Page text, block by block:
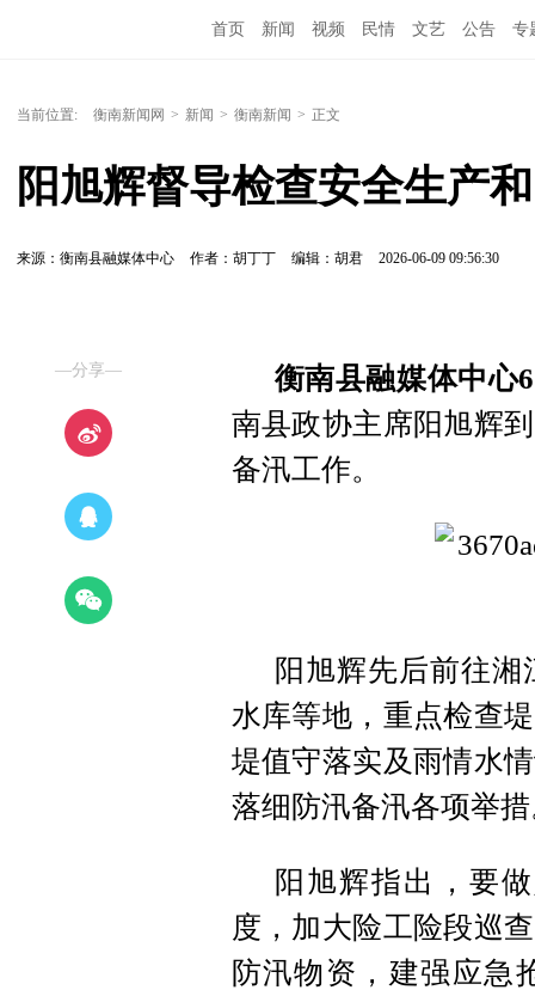
首页 新闻 视频 民情 文艺 公告 专
当前位置: 衡南新闻网 > 新闻 > 衡南新闻 > 正文
阳旭辉督导检查安全生产
来源：衡南县融媒体中心 作者：胡丁丁 编辑：胡君 2026-06-09 09:56:30
—分享—
衡南县融媒体中心
南县政协主席阳旭辉
备汛工作。
阳旭辉先后前往
水库等地，重点检查
堤值守落实及雨情水
落细防汛备汛各项举
阳旭辉指出，要
度，加大险工险段巡
防汛物资，建强应急